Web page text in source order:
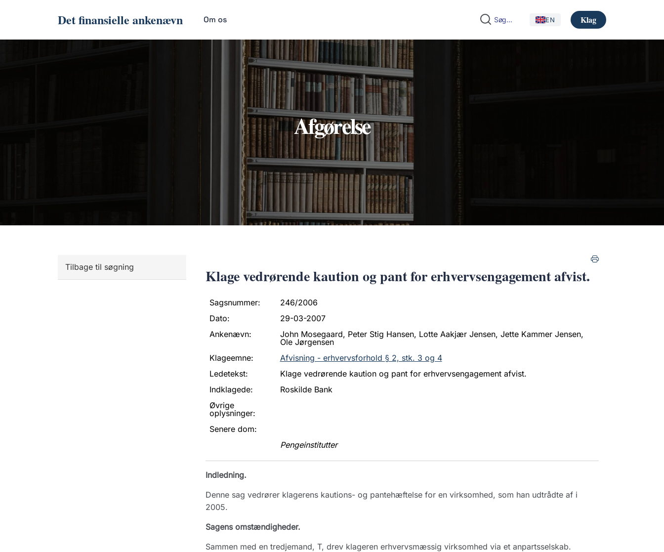
Det finansielle ankenævn Om os EN Klag
Afgørelse
Tilbage til søgning Klage vedrørende kaution og pant for erhvervsengagement afvist.
Sagsnummer:
246/2006
Dato:
29-03-2007
Ankenævn:
John Mosegaard, Peter Stig Hansen, Lotte Aakjær Jensen, Jette Kammer Jensen,
Ole Jørgensen
Klageemne:
Afvisning - erhvervsforhold § 2, stk. 3 og 4
Ledetekst:
Klage vedrørende kaution og pant for erhvervsengagement afvist.
Indklagede:
Roskilde Bank
Øvrige
oplysninger:
Senere dom:
Pengeinstitutter
Indledning.
Denne sag vedrører klagerens kautions- og pantehæftelse for en virksomhed, som han udtrådte af i
2005.
Sagens omstændigheder.
Sammen med en tredjemand, T, drev klageren erhvervsmæssig virksomhed via et anpartsselskab.